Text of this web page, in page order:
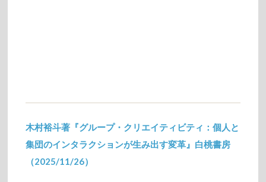
木村裕斗著『グループ・クリエイティビティ：個人と
集団のインタラクションが生み出す変革』白桃書房
（2025/11/26）